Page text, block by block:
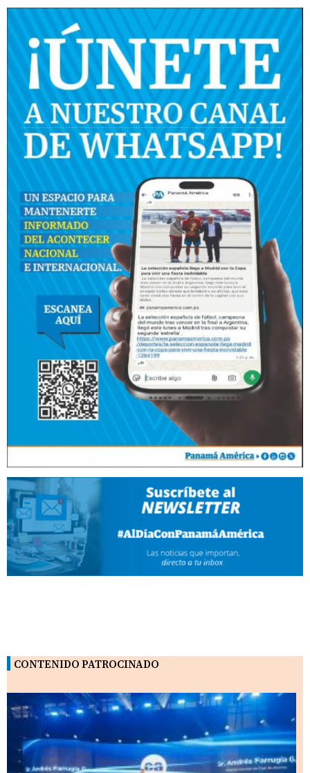
CONTENIDO PATROCINADO